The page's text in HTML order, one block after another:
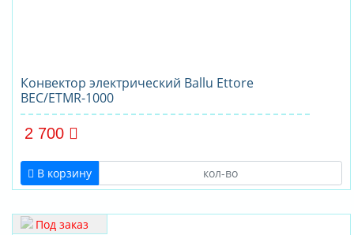
Конвектор электрический Ballu Ettore
BEC/ETMR-1000
2 700
В корзину
Под заказ